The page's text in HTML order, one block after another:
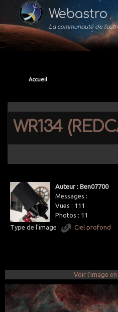
Webastro
La communauté de
Accueil
WR134
Auteur : Ben07700
Messages :
Vues : 111
Photos : 11
Type de l'image : Ciel profond
Voir l'image